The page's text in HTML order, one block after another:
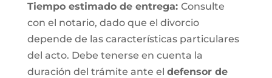
Tiempo estimado de entrega: Consulte
con el notario, dado que el divorcio
depende de las características particulares
del acto. Debe tenerse en cuenta la
duración del trámite ante el defensor de